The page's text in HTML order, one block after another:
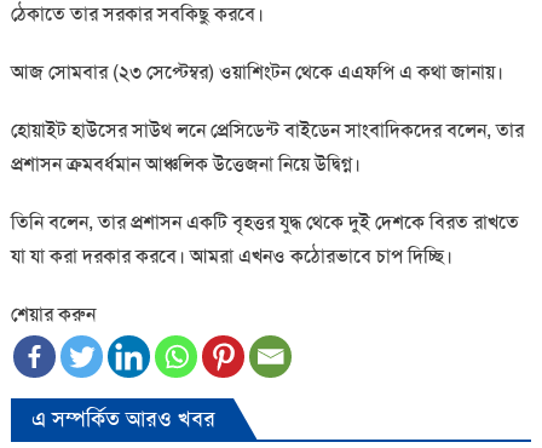
ঠেকাতে তার সরকার সবকিছু করবে।
আজ সোমবার (২৩ সেপ্টেম্বর) ওয়াশিংটন থেকে এএফপি এ কথা জানায়।
হোয়াইট হাউসের সাউথ লনে প্রেসিডেন্ট বাইডেন সাংবাদিকদের বলেন, তার
প্রশাসন ক্রমবর্ধমান আঞ্চলিক উত্তেজনা নিয়ে উদ্বিগ্ন।
তিনি বলেন, তার প্রশাসন একটি বৃহত্তর যুদ্ধ থেকে দুই দেশকে বিরত রাখতে
যা যা করা দরকার করবে। আমরা এখনও কঠোরভাবে চাপ দিচ্ছি।
শেয়ার করুন
এ সম্পর্কিত আরও খবর